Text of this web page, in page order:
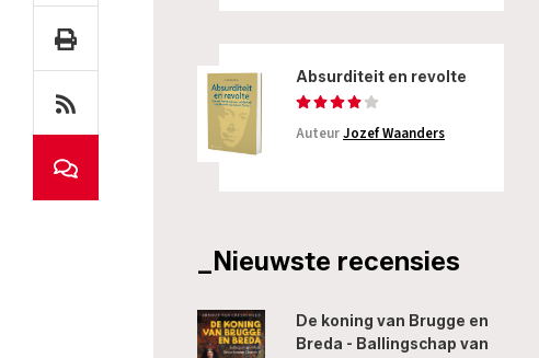
Absurditeit en revolte
AuteurJozef Waanders
_Nieuwste recensies
De koning van Brugge en
Breda - Ballingschap van